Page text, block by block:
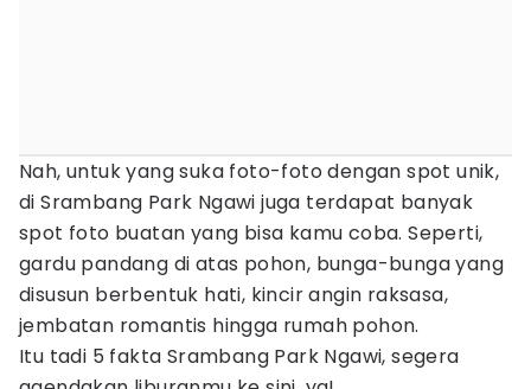
Nah, untuk yang suka foto-foto dengan spot unik,
di Srambang Park Ngawi juga terdapat banyak
spot foto buatan yang bisa kamu coba. Seperti,
gardu pandang di atas pohon, bunga-bunga yang
disusun berbentuk hati, kincir angin raksasa,
jembatan romantis hingga rumah pohon.
Itu tadi 5 fakta Srambang Park Ngawi, segera